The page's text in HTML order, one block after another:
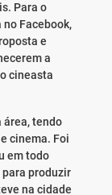
Para o
Facebook,
e
a
cineasta
área, tendo
cinema. Foi
em todo
produzir
na cidade